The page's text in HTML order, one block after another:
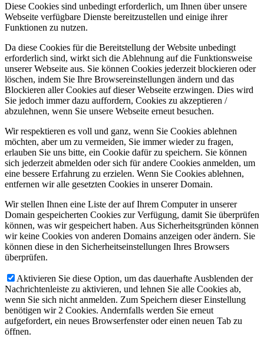
Diese Cookies sind unbedingt erforderlich, um Ihnen über unsere
Webseite verfügbare Dienste bereitzustellen und einige ihrer
Funktionen zu nutzen.
Da diese Cookies für die Bereitstellung der Website unbedingt
erforderlich sind, wirkt sich die Ablehnung auf die Funktionsweise
unserer Webseite aus. Sie können Cookies jederzeit blockieren oder
löschen, indem Sie Ihre Browsereinstellungen ändern und das
Blockieren aller Cookies auf dieser Webseite erzwingen. Dies wird
Sie jedoch immer dazu auffordern, Cookies zu akzeptieren /
abzulehnen, wenn Sie unsere Webseite erneut besuchen.
Wir respektieren es voll und ganz, wenn Sie Cookies ablehnen
möchten, aber um zu vermeiden, Sie immer wieder zu fragen,
erlauben Sie uns bitte, ein Cookie dafür zu speichern. Sie können
sich jederzeit abmelden oder sich für andere Cookies anmelden, um
eine bessere Erfahrung zu erzielen. Wenn Sie Cookies ablehnen,
entfernen wir alle gesetzten Cookies in unserer Domain.
Wir stellen Ihnen eine Liste der auf Ihrem Computer in unserer
Domain gespeicherten Cookies zur Verfügung, damit Sie überprüfen
können, was wir gespeichert haben. Aus Sicherheitsgründen können
wir keine Cookies von anderen Domains anzeigen oder ändern. Sie
können diese in den Sicherheitseinstellungen Ihres Browsers
überprüfen.
Aktivieren Sie diese Option, um das dauerhafte Ausblenden der
Nachrichtenleiste zu aktivieren, und lehnen Sie alle Cookies ab,
wenn Sie sich nicht anmelden. Zum Speichern dieser Einstellung
benötigen wir 2 Cookies. Andernfalls werden Sie erneut
aufgefordert, ein neues Browserfenster oder einen neuen Tab zu
öffnen.